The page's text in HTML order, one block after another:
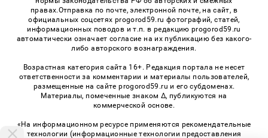
правах.Отправка по почте, электронной почте, на сайт, в
официальных соцсетях progorod59.ru фотографий, статей,
информационных поводов и т.п. в редакцию progorod59.ru
автоматически означает согласие на их публикацию без какого-
либо авторского вознаграждения.
Возрастная категория сайта 16+. Редакция портала не несет
ответственности за комментарии и материалы пользователей,
размещенные на сайте progorod59.ru и его субдоменах.
Материалы, помеченные знаком Δ, публикуются на
коммерческой основе.
«На информационном ресурсе применяются рекомендательные
технологии (информационные технологии предоставления